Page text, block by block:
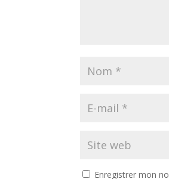
Enregistrer mon